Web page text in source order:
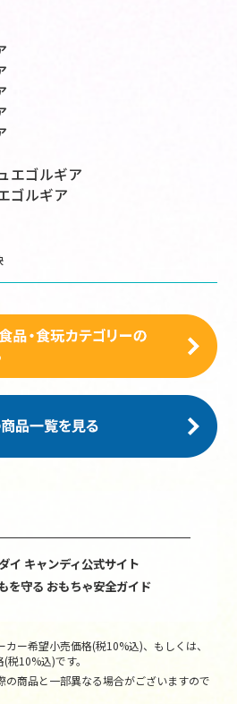
エゴルギア
ゴルギア
イ キャンディ公式サイト
を守る おもちゃ安全ガイド
ー希望小売価格(税10%込)、もしくは、
10%込)です。
商品と一部異なる場合がございますので